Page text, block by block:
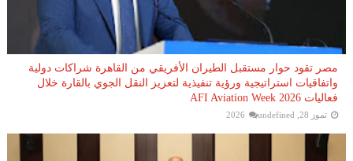
مصر تقود حوار مستقبل الطيران الأفريقي من القاهرة شراكات دولية
واتفاقيات استراتيجية ورؤية تنفيذية لتعزيز النقل الجوي بالقارة خلال
فعاليات AFI Aviation Week 2026
تموز 28, 2026 undefined